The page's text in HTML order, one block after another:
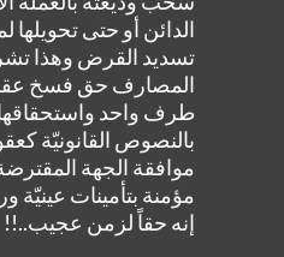
الدائن أو حتى
تسديد القرض وهذا
المصارف حق فسخ
طرف واحد واستحقاقها
بالنصوص القانونيّة
موافقة الجهة
مؤمنة بتأمينات عينيّة
إنه حقاً لزمن عجيب..!!